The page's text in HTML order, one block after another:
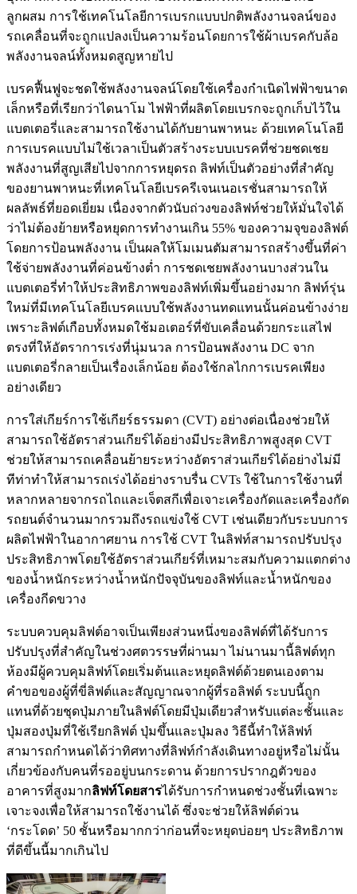
ลูกผสม การใช้เทคโนโลยีการเบรกแบบปกติพลังงานจลน์ของ
รถเคลื่อนที่จะถูกแปลงเป็นความร้อนโดยการใช้ผ้าเบรคกับล้อ
พลังงานจลน์ทั้งหมดสูญหายไป
เบรคฟื้นฟูจะชดใช้พลังงานจลน์โดยใช้เครื่องกำเนิดไฟฟ้าขนาด
เล็กหรือที่เรียกว่าไดนาโม ไฟฟ้าที่ผลิตโดยเบรกจะถูกเก็บไว้ใน
แบตเตอรี่และสามารถใช้งานได้กับยานพาหนะ ด้วยเทคโนโลยี
การเบรคแบบไม่ใช้เวลาเป็นตัวสร้างระบบเบรคที่ช่วยชดเชย
พลังงานที่สูญเสียไปจากการหยุดรถ ลิฟท์เป็นตัวอย่างที่สำคัญ
ของยานพาหนะที่เทคโนโลยีเบรครีเจนเนอเรชั่นสามารถให้
ผลลัพธ์ที่ยอดเยี่ยม เนื่องจากตัวนับถ่วงของลิฟท์ช่วยให้มั่นใจได้
ว่าไม่ต้องย้ายหรือหยุดการทำงานเกิน 55% ของความจุของลิฟต์
โดยการป้อนพลังงาน เป็นผลให้โมเมนตัมสามารถสร้างขึ้นที่ค่า
ใช้จ่ายพลังงานที่ค่อนข้างต่ำ การชดเชยพลังงานบางส่วนใน
แบตเตอรี่ทำให้ประสิทธิภาพของลิฟท์เพิ่มขึ้นอย่างมาก ลิฟท์รุ่น
ใหม่ที่มีเทคโนโลยีเบรคแบบใช้พลังงานทดแทนนั้นค่อนข้างง่าย
เพราะลิฟต์เกือบทั้งหมดใช้มอเตอร์ที่ขับเคลื่อนด้วยกระแสไฟ
ตรงที่ให้อัตราการเร่งที่นุ่มนวล การป้อนพลังงาน DC จาก
แบตเตอรี่กลายเป็นเรื่องเล็กน้อย ต้องใช้กลไกการเบรคเพียง
อย่างเดียว
การใส่เกียร์การใช้เกียร์ธรรมดา (CVT) อย่างต่อเนื่องช่วยให้
สามารถใช้อัตราส่วนเกียร์ได้อย่างมีประสิทธิภาพสูงสุด CVT
ช่วยให้สามารถเคลื่อนย้ายระหว่างอัตราส่วนเกียร์ได้อย่างไม่มี
ทีท่าทำให้สามารถเร่งได้อย่างราบรื่น CVTs ใช้ในการใช้งานที่
หลากหลายจากรถไถและเจ็ตสกีเพื่อเจาะเครื่องกัดและเครื่องกัด
รถยนต์จำนวนมากรวมถึงรถแข่งใช้ CVT เช่นเดียวกับระบบการ
ผลิตไฟฟ้าในอากาศยาน การใช้ CVT ในลิฟท์สามารถปรับปรุง
ประสิทธิภาพโดยใช้อัตราส่วนเกียร์ที่เหมาะสมกับความแตกต่าง
ของน้ำหนักระหว่างน้ำหนักปัจจุบันของลิฟท์และน้ำหนักของ
เครื่องกีดขวาง
ระบบควบคุมลิฟต์อาจเป็นเพียงส่วนหนึ่งของลิฟต์ที่ได้รับการ
ปรับปรุงที่สำคัญในช่วงศตวรรษที่ผ่านมา ไม่นานมานี้ลิฟต์ทุก
ห้องมีผู้ควบคุมลิฟท์โดยเริ่มต้นและหยุดลิฟต์ด้วยตนเองตาม
คำขอของผู้ที่ขี่ลิฟต์และสัญญาณจากผู้ที่รอลิฟต์ ระบบนี้ถูก
แทนที่ด้วยชุดปุ่มภายในลิฟต์โดยมีปุ่มเดียวสำหรับแต่ละชั้นและ
ปุ่มสองปุ่มที่ใช้เรียกลิฟต์ ปุ่มขึ้นและปุ่มลง วิธีนี้ทำให้ลิฟท์
สามารถกำหนดได้ว่าทิศทางที่ลิฟท์กำลังเดินทางอยู่หรือไม่นั้น
เกี่ยวข้องกับคนที่รออยู่บนกระดาน ด้วยการปรากฎตัวของ
อาคารที่สูงมากลิฟท์โดยสารได้รับการกำหนดช่วงชั้นที่เฉพาะ
เจาะจงเพื่อให้สามารถใช้งานได้ ซึ่งจะช่วยให้ลิฟต์ด่วน
‘กระโดด’ 50 ชั้นหรือมากกว่าก่อนที่จะหยุดบ่อยๆ ประสิทธิภาพ
ที่ดีขึ้นนี้มากเกินไป